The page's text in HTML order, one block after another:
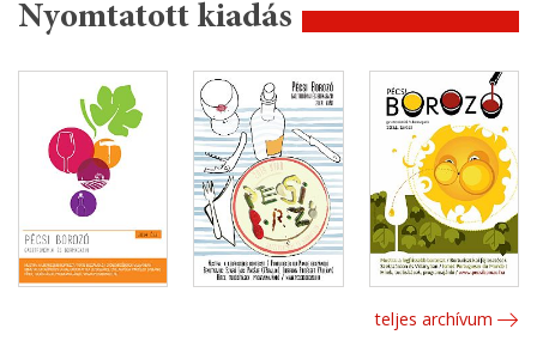
Nyomtatott kiadás
teljes archívum